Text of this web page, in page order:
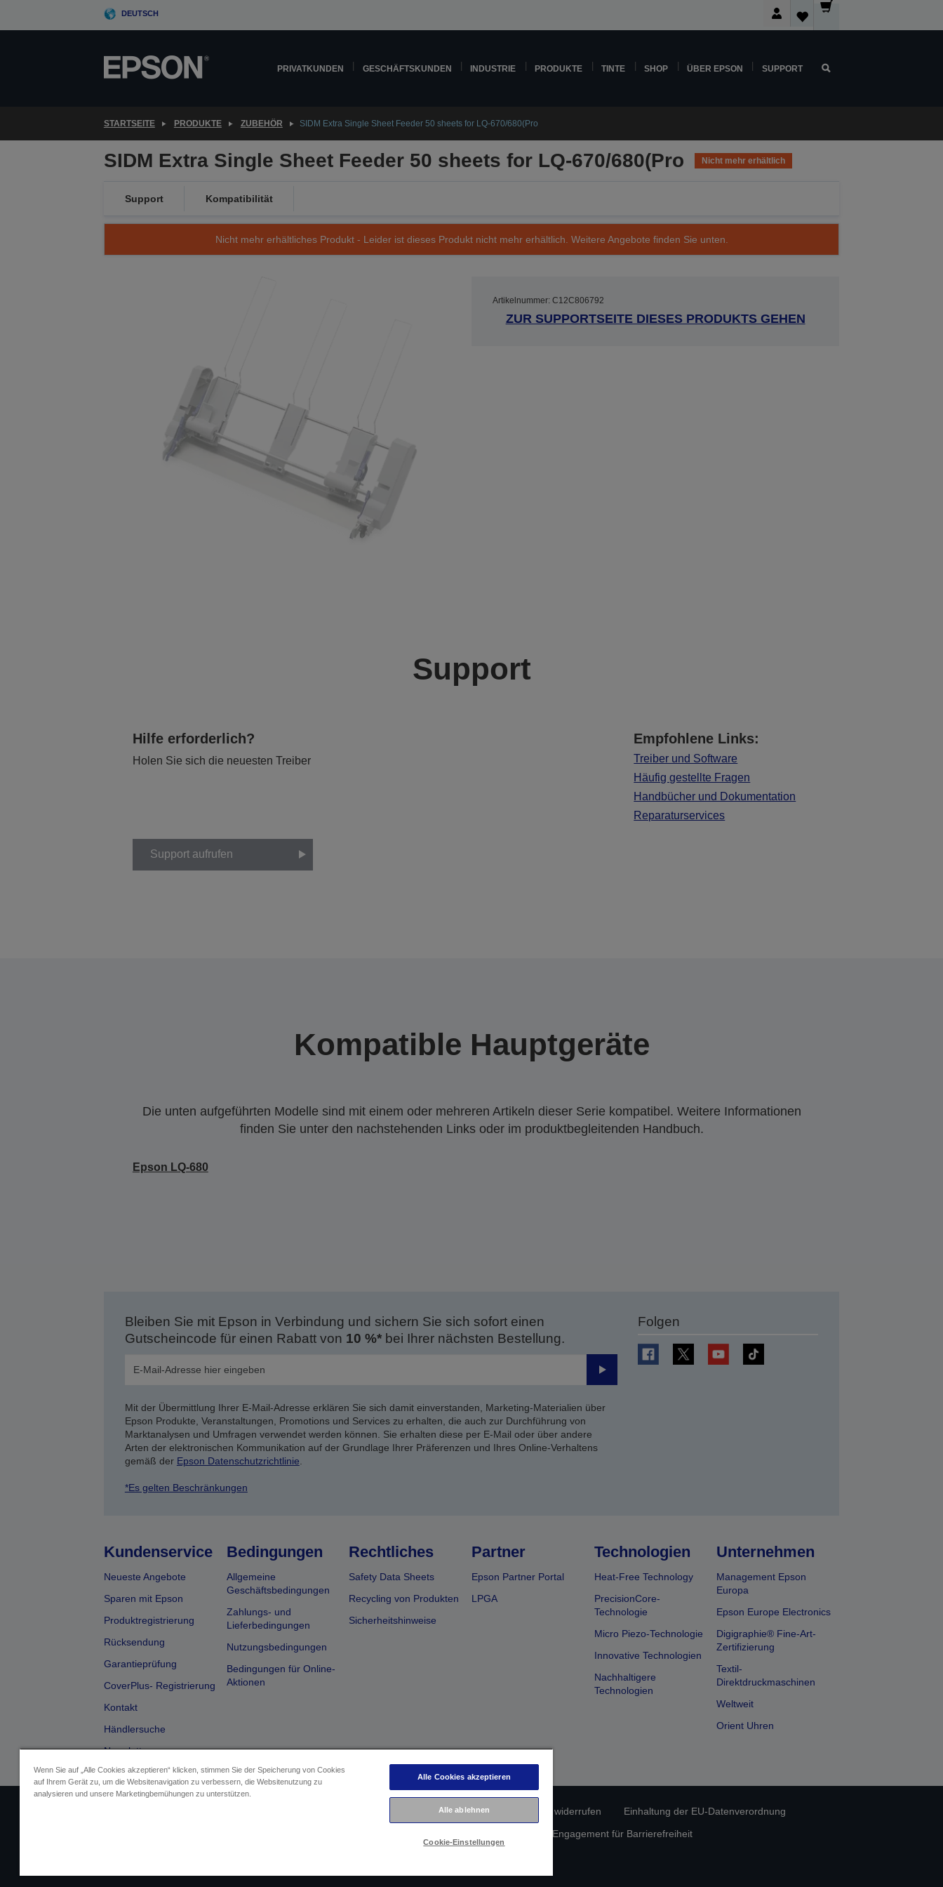
DEUTSCH
PRIVATKUNDEN GESCHÄFTSKUNDEN INDUSTRIE PRODUKTE TINTE SHOP ÜBER EPSON SUPPORT
STARTSEITE PRODUKTE ZUBEHÖR SIDM Extra Single Sheet Feeder 50 sheets for LQ-670/680(Pro
SIDM Extra Single Sheet Feeder 50 sheets for LQ-670/680(Pro Nicht mehr erhältlich
Support Kompatibilität
Nicht mehr erhältliches Produkt - Leider ist dieses Produkt nicht mehr erhältlich. Weitere Angebote finden Sie unten.
Artikelnummer: C12C806792
ZUR SUPPORTSEITE DIESES PRODUKTS GEHEN
Support
Hilfe erforderlich?
Holen Sie sich die neuesten Treiber
Empfohlene Links:
Treiber und Software
Häufig gestellte Fragen
Handbücher und Dokumentation
Reparaturservices
Support aufrufen
Kompatible Hauptgeräte
Die unten aufgeführten Modelle sind mit einem oder mehreren Artikeln dieser Serie kompatibel. Weitere Informationen
finden Sie unter den nachstehenden Links oder im produktbegleitenden Handbuch.
Epson LQ-680
Bleiben Sie mit Epson in Verbindung und sichern Sie sich sofort einen
Gutscheincode für einen Rabatt von 10 %*bei Ihrer nächsten Bestellung.
Senden
Mit der Übermittlung Ihrer E-Mail-Adresse erklären Sie sich damit einverstanden, Marketing-Materialien über
Epson Produkte, Veranstaltungen, Promotions und Services zu erhalten, die auch zur Durchführung von
Marktanalysen und Umfragen verwendet werden können. Sie erhalten diese per E-Mail oder über andere
Arten der elektronischen Kommunikation auf der Grundlage Ihrer Präferenzen und Ihres Online-Verhaltens
gemäß der Epson Datenschutzrichtlinie
*Es gelten Beschränkungen
Folgen
Kundenservice
Neueste Angebote
Sparen mit Epson
Produktregistrierung
Rücksendung
Garantieprüfung
CoverPlus- Registrierung
Kontakt
Händlersuche
Newsletter
Bedingungen
Allgemeine
Geschäftsbedingungen
Zahlungs- und
Lieferbedingungen
Nutzungsbedingungen
Bedingungen für Online-
Aktionen
Rechtliches
Safety Data Sheets
Recycling von Produkten
Sicherheitshinweise
Partner
Epson Partner Portal
LPGA
Technologien
Heat-Free Technology
PrecisionCore-
Technologie
Micro Piezo-Technologie
Innovative Technologien
Nachhaltigere
Technologien
Unternehmen
Management Epson
Europa
Epson Europe Electronics
Digigraphie® Fine-Art-
Zertifizierung
Textil-
Direktdruckmaschinen
Weltweit
Orient Uhren
Datenschutzrichtlinie Vertrag widerrufen
Einhaltung der EU-Datenverordnung
Epson Engagement für Barrierefreiheit
Wenn Sie auf „Alle Cookies akzeptieren“ klicken, stimmen Sie der Speicherung von Cookies
auf Ihrem Gerät zu, um die Websitenavigation zu verbessern, die Websitenutzung zu
analysieren und unsere Marketingbemühungen zu unterstützen.
Alle Cookies akzeptieren
Alle ablehnen
Cookie-Einstellungen